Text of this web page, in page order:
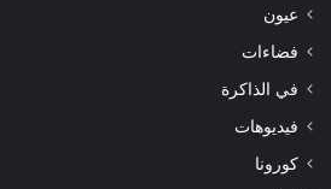
عيون
فضاءات
في الذاكرة
فيديوهات
كورونا